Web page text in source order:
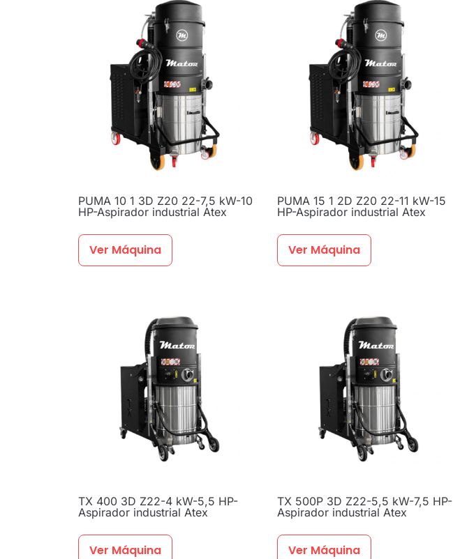
PUMA 10 1 3D Z20 22-7,5 kW-10
HP-Aspirador industrial Atex
Ver Máquina
PUMA 15 1 2D Z20 22-11 kW-15
HP-Aspirador industrial Atex
Ver Máquina
TX 400 3D Z22-4 kW-5,5 HP-
Aspirador industrial Atex
Ver Máquina
TX 500P 3D Z22-5,5 kW-7,5 HP-
Aspirador industrial Atex
Ver Máquina